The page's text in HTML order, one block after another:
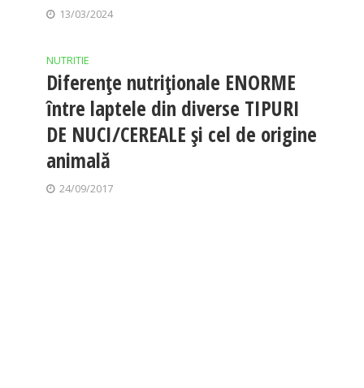
13/03/2024
NUTRITIE
Diferențe nutriționale ENORME
între laptele din diverse TIPURI
DE NUCI/CEREALE și cel de origine
animală
24/09/2017